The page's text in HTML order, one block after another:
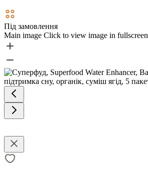
Під замовлення
Main image Click to view image in fullscreen